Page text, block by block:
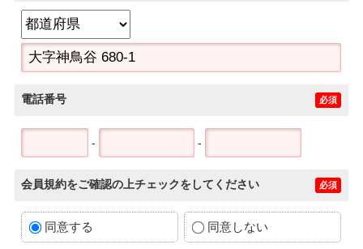
電話番号 必須
- -
会員規約をご確認の上チェックをしてください 必須
同意する 同意しない